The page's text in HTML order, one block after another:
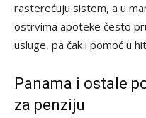
rasterećuju sistem, a u
ostrvima apoteke često
usluge, pa čak i pomoć u
Panama i ostale
za penziju